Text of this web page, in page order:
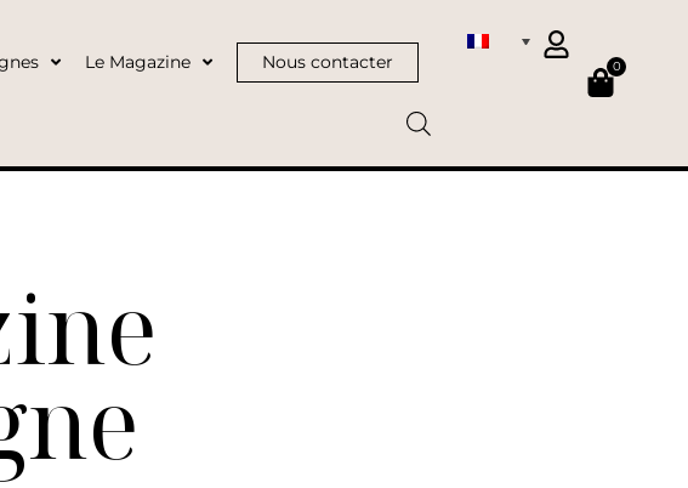
Le Magazine Nous contacter 0